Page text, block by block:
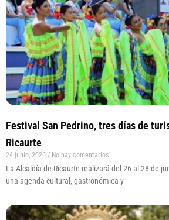
Festival San Pedrino, tres días de
Ricaurte
24 junio, 2026 No hay comentarios
La Alcaldía de Ricaurte realizará del 26 al 28 de
una agenda cultural, gastronómica y